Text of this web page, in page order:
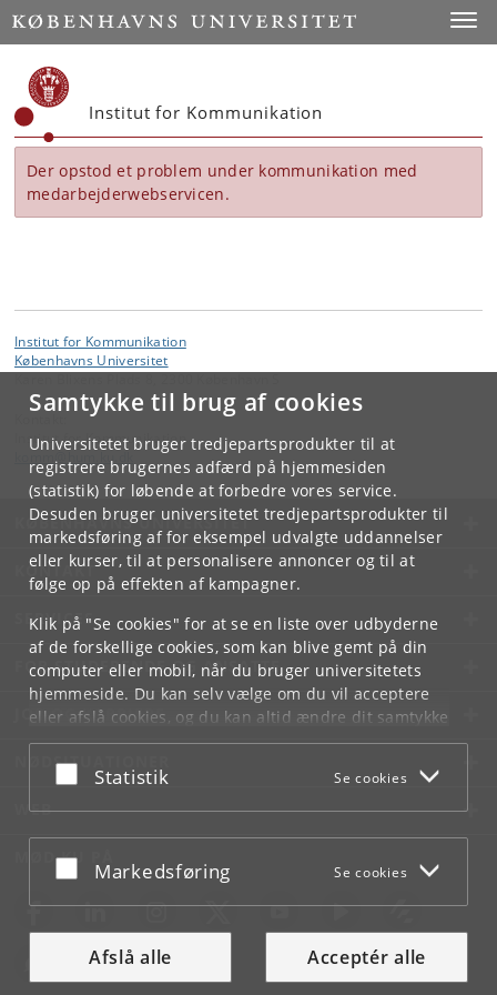
Samtykke til brug af cookies
Universitetet bruger tredjepartsprodukter til at
registrere brugernes adfærd på hjemmesiden
(statistik) for løbende at forbedre vores service.
Desuden bruger universitetet tredjepartsprodukter til
markedsføring af for eksempel udvalgte uddannelser
eller kurser, til at personalisere annoncer og til at
følge op på effekten af kampagner.
Klik på "Se cookies" for at se en liste over udbyderne
af de forskellige cookies, som kan blive gemt på din
computer eller mobil, når du bruger universitetets
hjemmeside. Du kan selv vælge om du vil acceptere
eller afslå cookies, og du kan altid ændre dit samtykke
underCookie- og privatlivspolitiksom du finder i
bunden af hver side.
Acceptér eller afslå
Statistik Se cookies
Acceptér eller afslå
Markedsføring Se cookies
Afslå alle Acceptér alle
Start
Institut for Kommunikation
Der opstod et problem under kommunikation med
medarbejderwebservicen.
Institut for Kommunikation
Københavns Universitet
Institut for Kommunikation
KØBENHAVNS UNIVERSITET
KONTAKT
SERVICES
FOR STUDERENDE OG ANSATTE
JOB OG KARRIERE
NØDSITUATIONER
WEB
MØD KU PÅ